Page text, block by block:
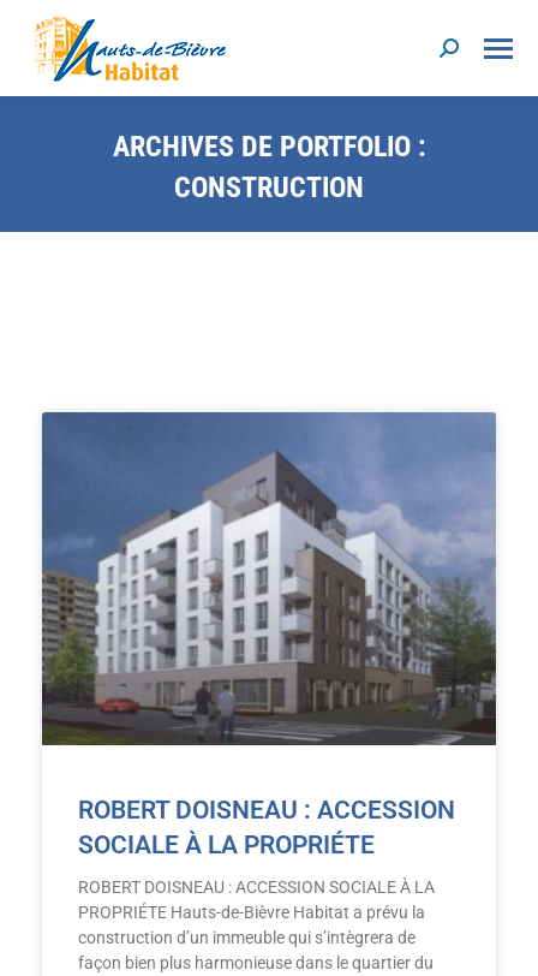
ARCHIVES DE PORTFOLIO :
CONSTRUCTION
ROBERT DOISNEAU : ACCESSION
SOCIALE À LA PROPRIÉTE
ROBERT DOISNEAU : ACCESSION SOCIALE À LA
PROPRIÉTE Hauts-de-Bièvre Habitat a prévu la
construction d’un immeuble qui s’intègrera de
façon bien plus harmonieuse dans le quartier du